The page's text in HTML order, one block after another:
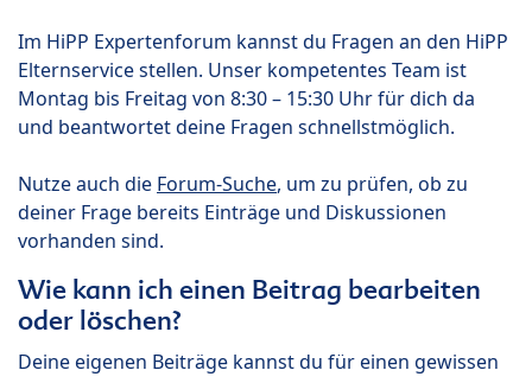
Im HiPP Expertenforum kannst du Fragen an den HiPP
Elternservice stellen. Unser kompetentes Team ist
Montag bis Freitag von 8:30 – 15:30 Uhr für dich da
und beantwortet deine Fragen schnellstmöglich.
Nutze auch die Forum-Suche, um zu prüfen, ob zu
deiner Frage bereits Einträge und Diskussionen
vorhanden sind.
Wie kann ich einen Beitrag bearbeiten
oder löschen?
Deine eigenen Beiträge kannst du für einen gewissen